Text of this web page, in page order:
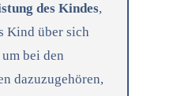
des Kindes,
Kind über sich
bei den
dazuzugehören,